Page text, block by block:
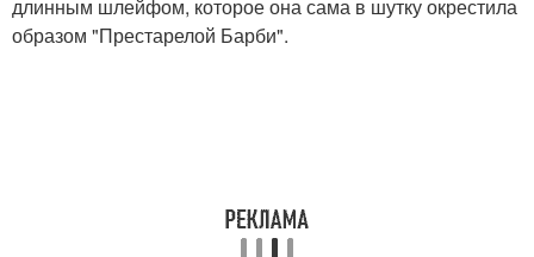
длинным шлейфом, которое она сама в шутку окрестила
образом "Престарелой Барби".